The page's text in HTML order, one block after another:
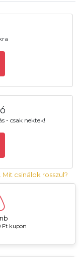
- csak nektek!
Mit csinálok rosszul?
Ft kupon